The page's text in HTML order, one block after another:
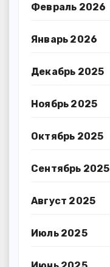
Февраль 2026
Январь 2026
Декабрь 2025
Ноябрь 2025
Октябрь 2025
Сентябрь 2025
Август 2025
Июль 2025